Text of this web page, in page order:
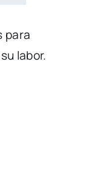
para
labor.